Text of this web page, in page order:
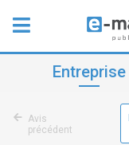
Entreprise
Avis
précédent